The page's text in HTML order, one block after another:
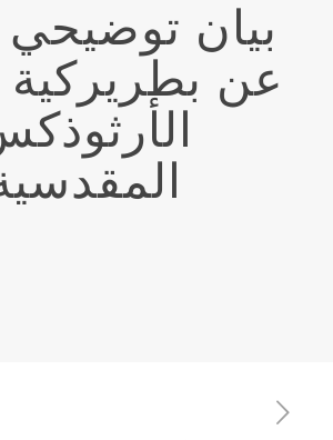
بيان توضيحي
عن بطريركية